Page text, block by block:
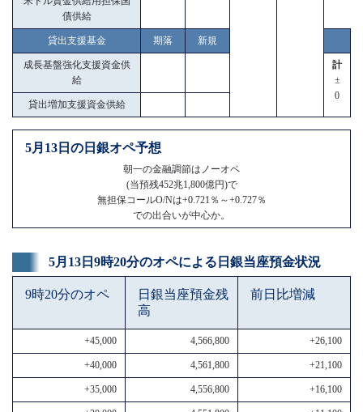
債供給
貸出支援基金 期落 新規
成長基盤強化支援資金供
給
計
±
0
貸出増加支援資金供給
5月13日の日銀オペ予想
朝一の金融調節はノーオペ
(当預残452兆1,800億円)で
無担保コールO/Nは+0.721％～+0.727％
での出合いが中心か。
5月13日9時20分のオペによる日銀当座預金状況
9時20分のオペ
日銀当座預金残
高
前日比増減
+45,000 4,566,800 +26,100
+40,000 4,561,800 +21,100
+35,000 4,556,800 +16,100